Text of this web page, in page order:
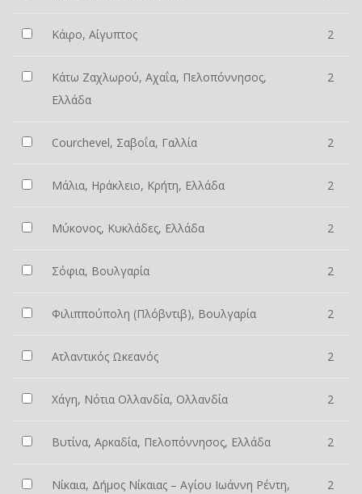
Κάιρο, Αίγυπτος 2
Κάτω Ζαχλωρού, Αχαΐα, Πελοπόννησος,
Ελλάδα
2
Courchevel, Σαβοΐα, Γαλλία 2
Μάλια, Ηράκλειο, Κρήτη, Ελλάδα 2
Μύκονος, Κυκλάδες, Ελλάδα 2
Σόφια, Βουλγαρία 2
Φιλιππούπολη (Πλόβντιβ), Βουλγαρία 2
Ατλαντικός Ωκεανός 2
Χάγη, Νότια Ολλανδία, Ολλανδία 2
Βυτίνα, Αρκαδία, Πελοπόννησος, Ελλάδα 2
Νίκαια, Δήμος Νίκαιας – Αγίου Ιωάννη Ρέντη,
2